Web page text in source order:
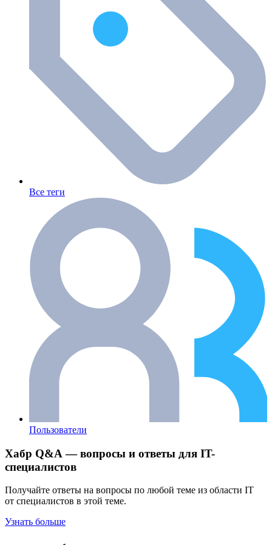
Все теги
Пользователи
Хабр Q&A — вопросы и ответы для IT-
специалистов
Получайте ответы на вопросы по любой теме из области IT
от специалистов в этой теме.
Узнать больше